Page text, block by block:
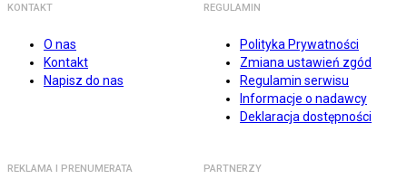
KONTAKT
O nas
Kontakt
Napisz do nas
REGULAMIN
Polityka Prywatności
Zmiana ustawień zgód
Regulamin serwisu
Informacje o nadawcy
Deklaracja dostępności
REKLAMA I PRENUMERATA PARTNERZY